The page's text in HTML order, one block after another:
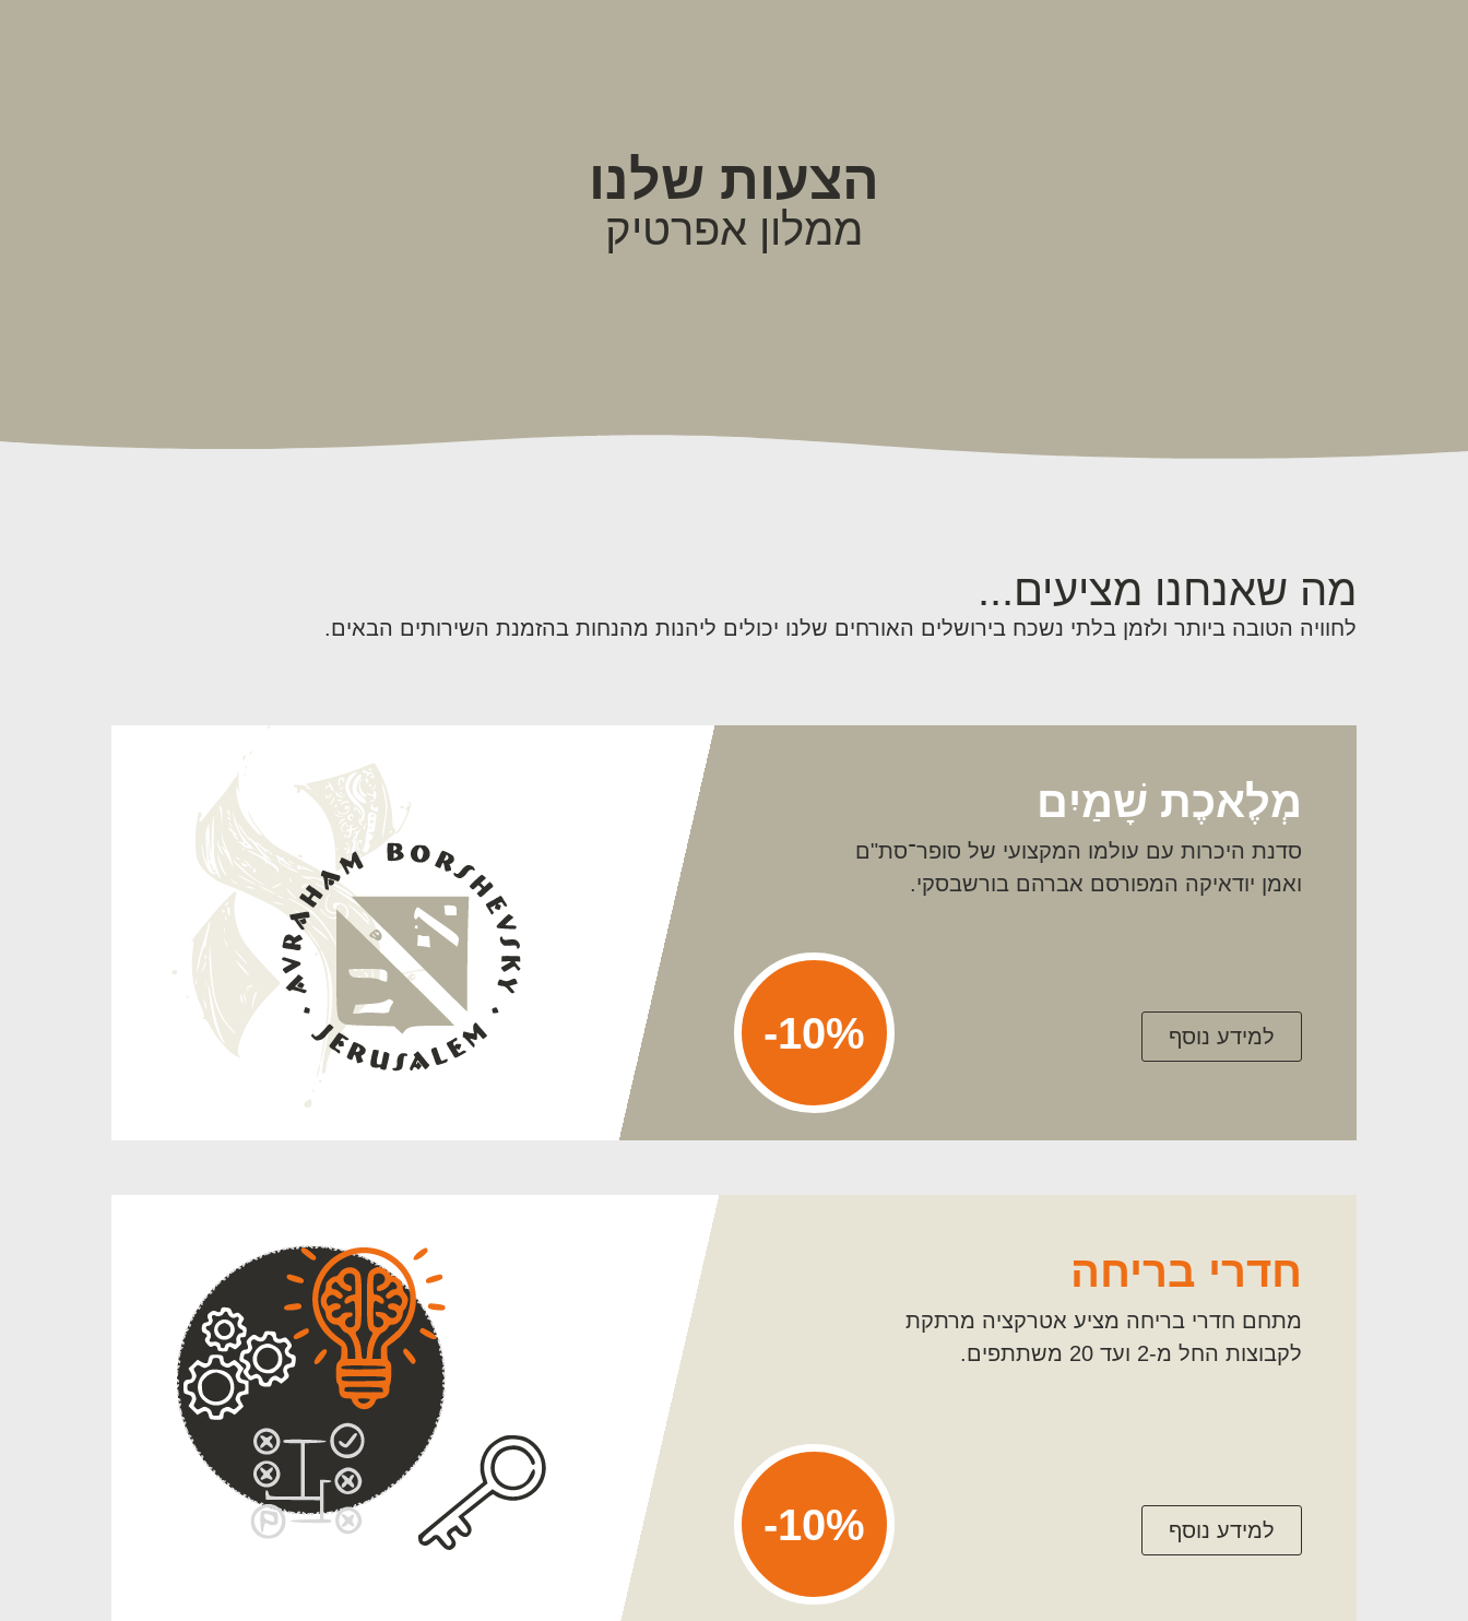
הצעות שלנו
ממלון אפרטיק
מה שאנחנו מציעים...
לחוויה הטובה ביותר ולזמן בלתי נשכח בירושלים האורחים שלנו יכולים ליהנות מהנחות בהזמנת השירותים הבאים.
מְלֶאכֶת שָׁמַיִם
סדנת היכרות עם עולמו המקצועי של סופר־סת"ם
ואמן יודאיקה המפורסם אברהם בורשבסקי.
למידע נוסף 10%-
חדרי בריחה
מתחם חדרי בריחה מציע אטרקציה מרתקת
לקבוצות החל מ-2 ועד 20 משתתפים.
למידע נוסף 10%-